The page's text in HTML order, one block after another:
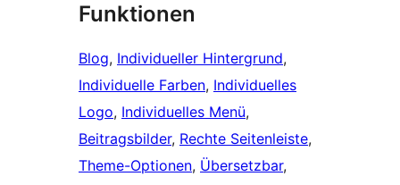
Funktionen
Blog, Individueller Hintergrund
Individuelle Farben, Individuelles
Logo, Individuelles Menü
Beitragsbilder, Rechte Seitenleiste
Theme-Optionen, Übersetzbar